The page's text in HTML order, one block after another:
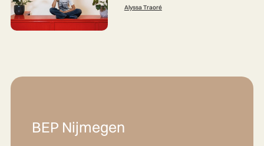
Alyssa Traoré
BEP Nijmegen